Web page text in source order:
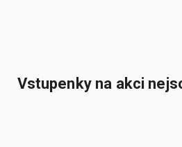
Vstupenky na akci